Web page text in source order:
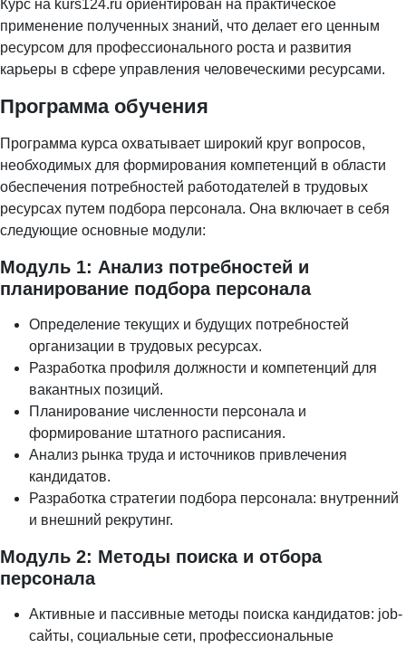
Курс на kurs124.ru ориентирован на практическое
применение полученных знаний, что делает его ценным
ресурсом для профессионального роста и развития
карьеры в сфере управления человеческими ресурсами.
Программа обучения
Программа курса охватывает широкий круг вопросов,
необходимых для формирования компетенций в области
обеспечения потребностей работодателей в трудовых
ресурсах путем подбора персонала. Она включает в себя
следующие основные модули:
Модуль 1: Анализ потребностей и
планирование подбора персонала
Определение текущих и будущих потребностей
организации в трудовых ресурсах.
Разработка профиля должности и компетенций для
вакантных позиций.
Планирование численности персонала и
формирование штатного расписания.
Анализ рынка труда и источников привлечения
кандидатов.
Разработка стратегии подбора персонала: внутренний
и внешний рекрутинг.
Модуль 2: Методы поиска и отбора
персонала
Активные и пассивные методы поиска кандидатов: job-
сайты, социальные сети, профессиональные